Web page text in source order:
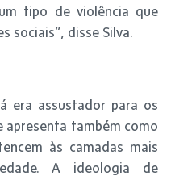
tipo de violência que
sociais”, disse Silva.
era assustador para os
apresenta também como
às camadas mais
A ideologia de